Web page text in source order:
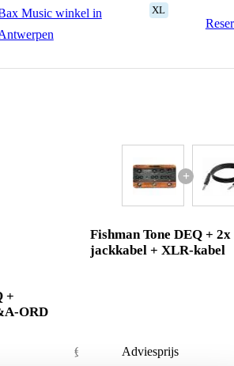
Music winkel in
XL
+
ORD
€ 335,-
+
Fishman Tone DEQ + 2x
jackkabel + XLR-kabel
Adviesprijs